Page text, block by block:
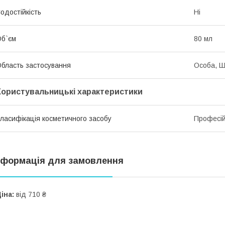
Ні
80 мл
застосування Особа,
характеристики
косметичного засобу
для замовлення
від 710 ₴